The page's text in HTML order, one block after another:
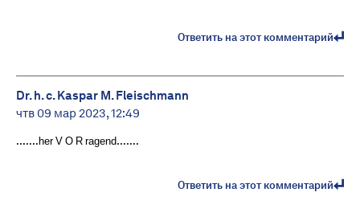
Ответить на этот комментарий
Dr. h. c. Kaspar M. Fleischmann
чтв 09 мар 2023, 12:49
…….her V O R ragend……. ️
Ответить на этот комментарий